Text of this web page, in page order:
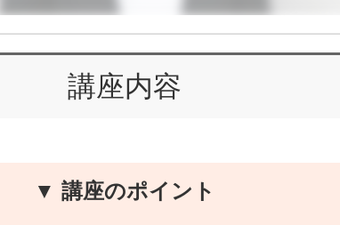
講座内容
▼ 講座のポイント